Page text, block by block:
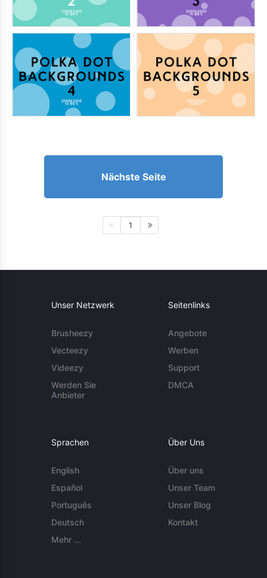
Nächste Seite
1
Unser Netzwerk
Brusheezy
Vecteezy
Videezy
Werden Sie
Anbieter
Seitenlinks
Angebote
Werben
Support
DMCA
Sprachen
English
Español
Português
Deutsch
Mehr ...
Über Uns
Über uns
Unser Team
Unser Blog
Kontakt